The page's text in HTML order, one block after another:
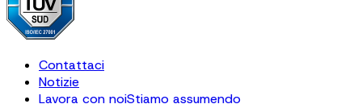
Contattaci
Notizie
Lavora con noiStiamo assumendo